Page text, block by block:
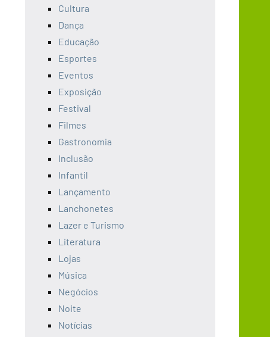
Cultura
Dança
Educação
Esportes
Eventos
Exposição
Festival
Filmes
Gastronomia
Inclusão
Infantil
Lançamento
Lanchonetes
Lazer e Turismo
Literatura
Lojas
Música
Negócios
Noite
Notícias